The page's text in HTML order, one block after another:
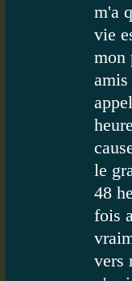
m'a
vie
mon
le
48
fois
vers